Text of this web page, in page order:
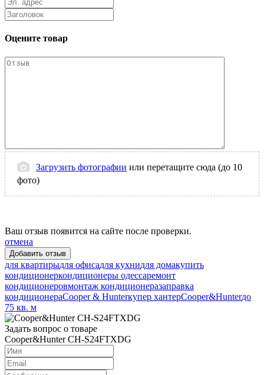
Оцените товар
Загрузить фотографии или перетащите сюда (до 10
фото)
Ваш отзыв появится на сайте после проверки.
отмена
для квартирыдля офисадля кухнидля домакупить
кондиционеркондиционеры одессаремонт
кондиционеровмонтаж кондиционеразаправка
кондиционераCooper & Hunterкупер хантерCooper&Hunterдо
75 кв. м
Задать вопрос о товаре
Cooper&Hunter CH-S24FTXDG